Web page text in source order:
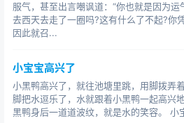
服气，甚至出言嘲讽道：“你也就是因为
去西天去走了一圈吗?这有什么了不起?你
因此就召...
小宝宝高兴了
小黑鸭高兴了，就往池塘里跳，用脚拨弄
脚把水逗乐了，水就跟着小黑鸭一起高兴
黑鸭身后一道道波纹，就是水的笑容。 小